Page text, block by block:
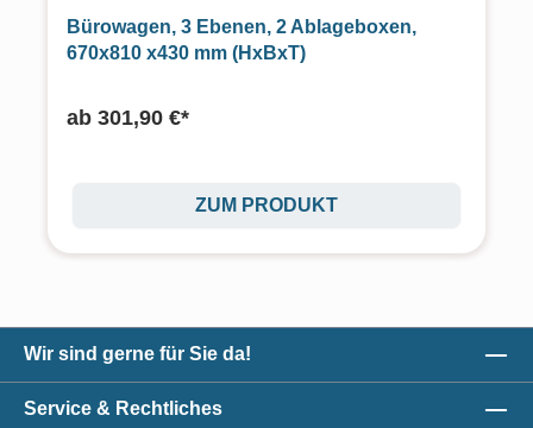
Bürowagen, 3 Ebenen, 2 Ablageboxen,
670x810 x430 mm (HxBxT)
ab 301,90 €*
ZUM PRODUKT
Wir sind gerne für Sie da!
Service & Rechtliches